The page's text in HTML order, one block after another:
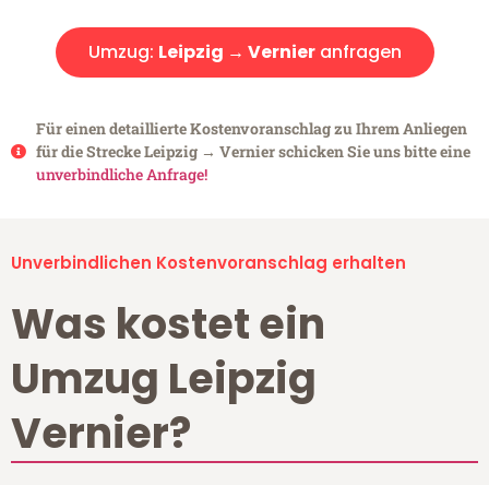
Umzug: Leipzig → Vernieranfragen
Für einen detaillierte Kostenvoranschlag zu Ihrem Anliegen
für die Strecke Leipzig → Vernier schicken Sie uns bitte eine
unverbindliche Anfrage!
Unverbindlichen Kostenvoranschlag erhalten
Was kostet ein
Umzug Leipzig
Vernier?